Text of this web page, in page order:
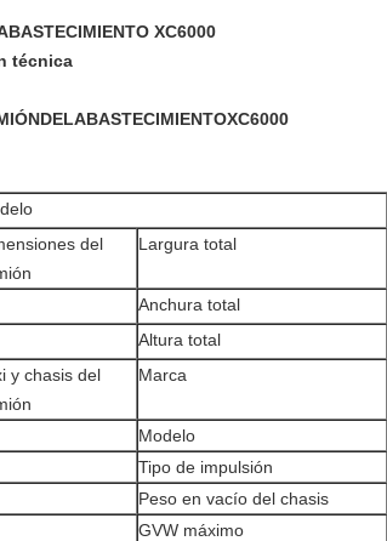
XC6000
técnica
del
Largura total
Anchura total
Altura total
y chasis del
Marca
Modelo
Tipo de impulsión
Peso en vacío del chasis
GVW máximo